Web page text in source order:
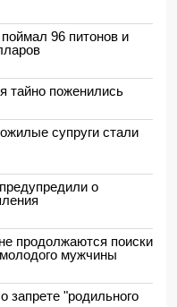
96 питонов и
тайно поженились
супруги стали
о
продолжаются поиски
мужчины
запрете "родильного